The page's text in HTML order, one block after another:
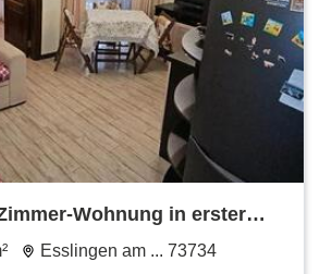
Wohnung in erster
Vlas
Esslingen am ... 73734